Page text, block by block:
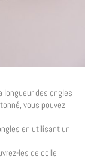
longueur des ongles
vous pouvez
en utilisant un
les de colle